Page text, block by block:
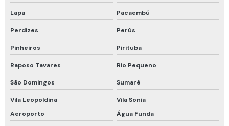
Proteção respiratória para espaço confinado
Proteção respiratória para fumos metálicos
Proteção respiratória para soldador
Respirador de fuga com filtro
Lapa Pacaembú
Perdizes Perús
Pinheiros Pirituba
Raposo Tavares Rio Pequeno
São Domingos Sumaré
Vila Leopoldina
Vila Sonia
Aeroporto
Água Funda